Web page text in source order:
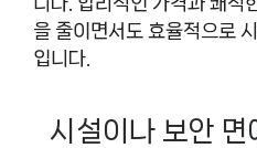
을 줄이면서도 효율적으로
입니다.
시설이나 보안 면